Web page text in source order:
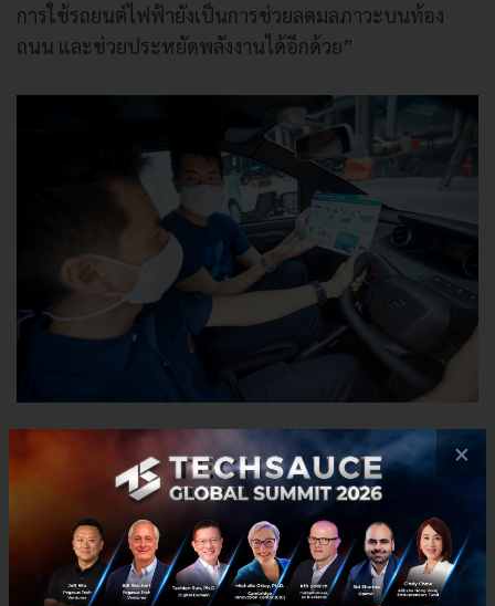
การใช้รถยนต์ไฟฟ้ายังเป็นการช่วยลดมลภาวะบนท้อง
ถนน และช่วยประหยัดพลังงานได้อีกด้วย”
บุคลากรทางการแพทย์สามารถสมัคร และเรียกใช้
บริการ EV Car Sharing for Caring ผ่านแอปฯ HAUP
ด้วย 7 ขั้นตอนง่ายๆดังนี้
1. สมัครใช้บริการผ่านแอปฯ HAUP โดยการกรอกข้อมูล
×